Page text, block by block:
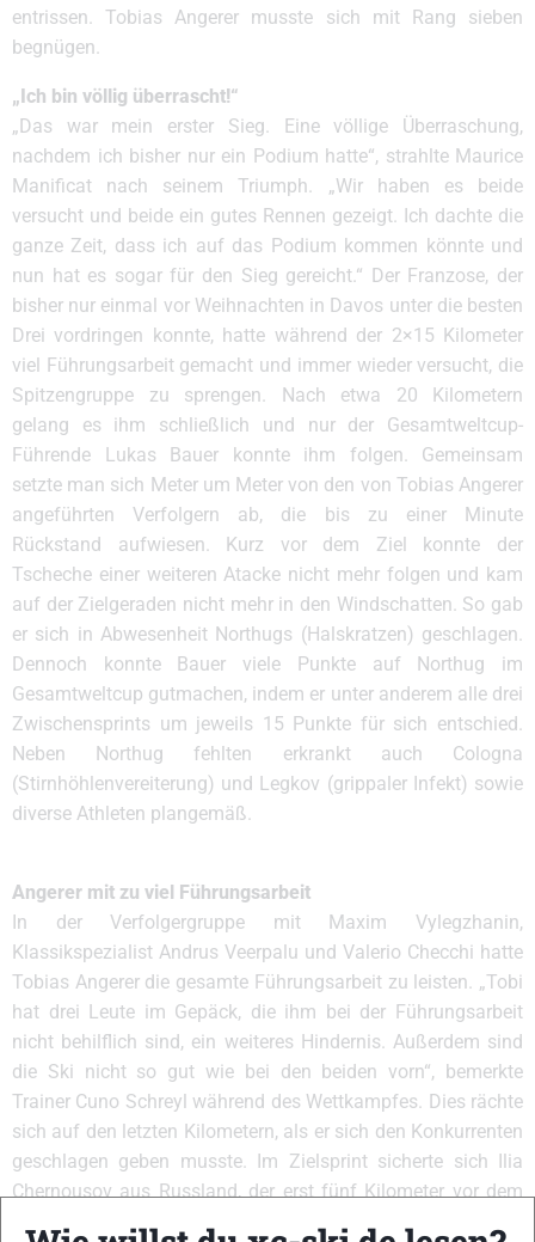
entrissen. Tobias Angerer musste sich mit Rang sieben
begnügen.
„Ich bin völlig überrascht!“
„Das war mein erster Sieg. Eine völlige Überraschung,
nachdem ich bisher nur ein Podium hatte“, strahlte Maurice
Manificat nach seinem Triumph. „Wir haben es beide
versucht und beide ein gutes Rennen gezeigt. Ich dachte die
ganze Zeit, dass ich auf das Podium kommen könnte und
nun hat es sogar für den Sieg gereicht.“ Der Franzose, der
bisher nur einmal vor Weihnachten in Davos unter die besten
Drei vordringen konnte, hatte während der 2×15 Kilometer
viel Führungsarbeit gemacht und immer wieder versucht, die
Spitzengruppe zu sprengen. Nach etwa 20 Kilometern
gelang es ihm schließlich und nur der Gesamtweltcup-
Führende Lukas Bauer konnte ihm folgen. Gemeinsam
setzte man sich Meter um Meter von den von Tobias Angerer
angeführten Verfolgern ab, die bis zu einer Minute
Rückstand aufwiesen. Kurz vor dem Ziel konnte der
Tscheche einer weiteren Atacke nicht mehr folgen und kam
auf der Zielgeraden nicht mehr in den Windschatten. So gab
er sich in Abwesenheit Northugs (Halskratzen) geschlagen.
Dennoch konnte Bauer viele Punkte auf Northug im
Gesamtweltcup gutmachen, indem er unter anderem alle drei
Zwischensprints um jeweils 15 Punkte für sich entschied.
Neben Northug fehlten erkrankt auch Cologna
(Stirnhöhlenvereiterung) und Legkov (grippaler Infekt) sowie
diverse Athleten plangemäß.
Angerer mit zu viel Führungsarbeit
In der Verfolgergruppe mit Maxim Vylegzhanin,
Klassikspezialist Andrus Veerpalu und Valerio Checchi hatte
Tobias Angerer die gesamte Führungsarbeit zu leisten. „Tobi
hat drei Leute im Gepäck, die ihm bei der Führungsarbeit
nicht behilflich sind, ein weiteres Hindernis. Außerdem sind
die Ski nicht so gut wie bei den beiden vorn“, bemerkte
Trainer Cuno Schreyl während des Wettkampfes. Dies rächte
sich auf den letzten Kilometern, als er sich den Konkurrenten
geschlagen geben musste. Im Zielsprint sicherte sich Ilia
Chernousov aus Russland, der erst fünf Kilometer vor dem